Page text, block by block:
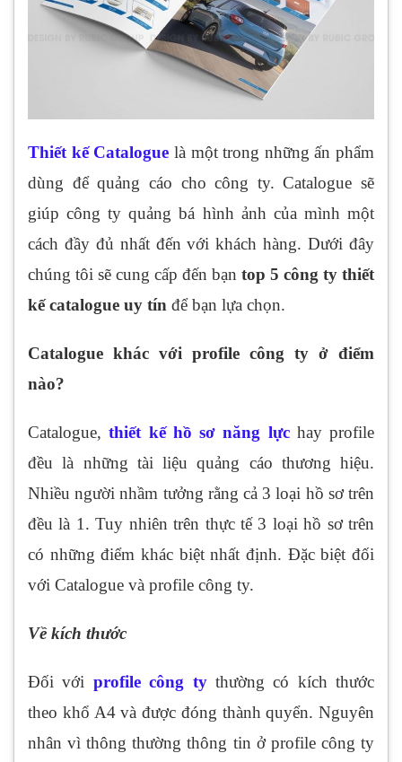
Thiết kế Catalogue là một trong những ấn phẩm
dùng để quảng cáo cho công ty. Catalogue sẽ
giúp công ty quảng bá hình ảnh của mình một
cách đầy đủ nhất đến với khách hàng. Dưới đây
chúng tôi sẽ cung cấp đến bạn top 5 công ty thiết
kế catalogue uy tín để bạn lựa chọn.
Catalogue khác với profile công ty ở điểm
nào?
Catalogue,thiết kế hồ sơ năng lựchay profile
đều là những tài liệu quảng cáo thương hiệu.
Nhiều người nhầm tưởng rằng cả 3 loại hồ sơ trên
đều là 1. Tuy nhiên trên thực tế 3 loại hồ sơ trên
có những điểm khác biệt nhất định. Đặc biệt đối
với Catalogue và profile công ty.
Về kích thước
Đối với profile công tythường có kích thước
theo khổ A4 và được đóng thành quyển. Nguyên
nhân vì thông thường thông tin ở profile công ty